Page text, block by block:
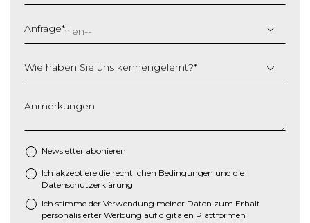
ä
g
t
r
i
h
M
S
h
Anfrage*
Wie haben Sie uns kennengelernt?*
Anmerkungen
Newsletter abonieren
* Ich akzeptiere die rechtlichen Bedingungen und die
Datenschutzerklärung
Ich stimme der Verwendung meiner Daten zum Erhalt
personalisierter Werbung auf digitalen Plattformen